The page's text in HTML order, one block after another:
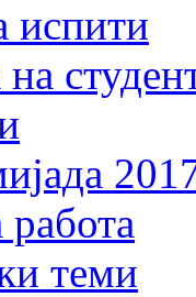
испити
теми